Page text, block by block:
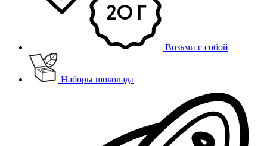
Возьми с собой
Наборы шоколада